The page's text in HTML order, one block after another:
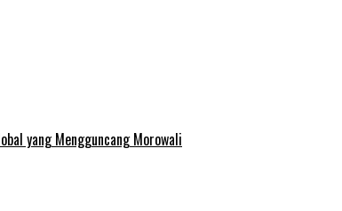
yang Mengguncang Morowali